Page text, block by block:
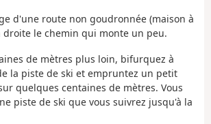
d'une route non goudronnée (maison à
droite le chemin qui monte un peu.
de mètres plus loin, bifurquez à
la piste de ski et empruntez un petit
quelques centaines de mètres. Vous
piste de ski que vous suivrez jusqu'à la